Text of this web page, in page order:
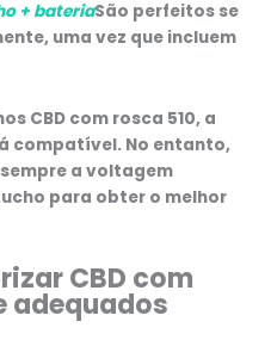
+ bateriaSão perfeitos se
uma vez que incluem
CBD com rosca 510, a
compatível. No entanto,
a voltagem
para obter o melhor
CBD com
adequados